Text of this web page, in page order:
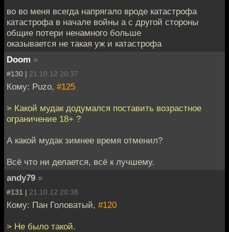
во во меня всегда напрягало вроде катастрофа
катастрофа в начале войны а с другой стороны
общие потери ненамного больше
оказывается не такая уж и катастрофа
Doom »
#130 | 21.10.12 20:37
Кому: Puzo, #125
> Какой мудак додумался поставить возрастное
ограничение 18+ ?
А какой мудак зимнее время отменил?
Всё что ни делается, всё к лучшему.
andy79 »
#131 | 21.10.12 20:38
Кому: Пан Головатый, #120
> Не было такой.